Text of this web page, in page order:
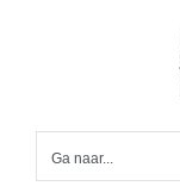
Ga naar...